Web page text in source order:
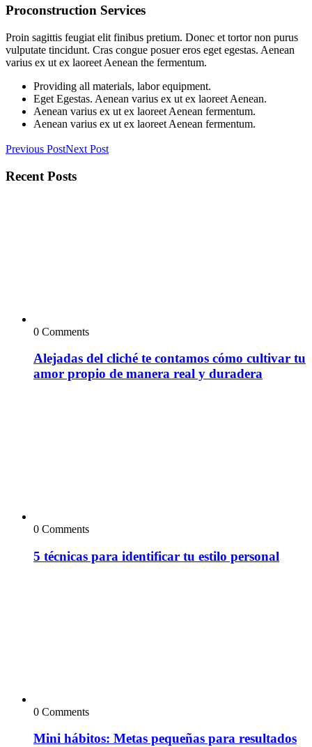
Proconstruction Services
Proin sagittis feugiat elit finibus pretium. Donec et tortor non purus
vulputate tincidunt. Cras congue posuer eros eget egestas. Aenean
varius ex ut ex laoreet Aenean the fermentum.
Providing all materials, labor equipment.
Eget Egestas. Aenean varius ex ut ex laoreet Aenean.
Aenean varius ex ut ex laoreet Aenean fermentum.
Aenean varius ex ut ex laoreet Aenean fermentum.
Previous PostNext Post
Recent Posts
0 Comments
Alejadas del cliché te contamos cómo cultivar tu
amor propio de manera real y duradera
0 Comments
5 técnicas para identificar tu estilo personal
0 Comments
Mini hábitos: Metas pequeñas para resultados